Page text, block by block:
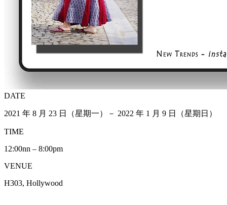
DATE
2021 年 8 月 23 日（星期一）－ 2022 年 1 月 9 日（星期日）
TIME
12:00nn – 8:00pm
VENUE
H303, Hollywood